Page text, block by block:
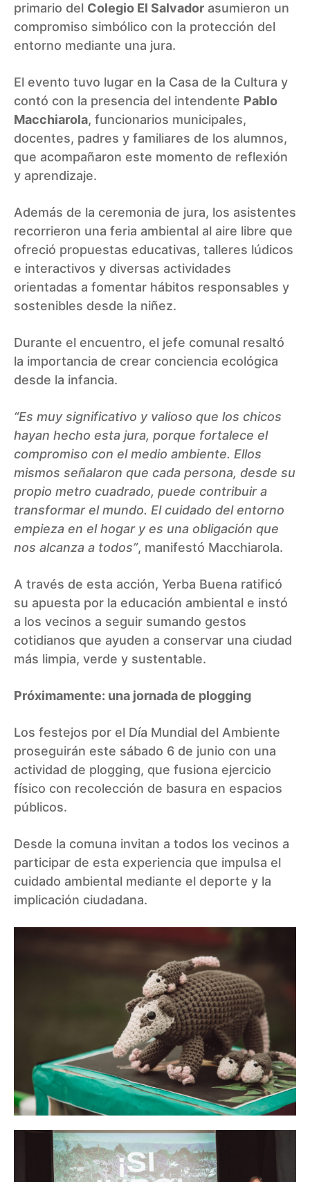
primario del Colegio El Salvador asumieron un
compromiso simbólico con la protección del
entorno mediante una jura.
El evento tuvo lugar en la Casa de la Cultura y
contó con la presencia del intendente Pablo
Macchiarola, funcionarios municipales,
docentes, padres y familiares de los alumnos,
que acompañaron este momento de reflexión
y aprendizaje.
Además de la ceremonia de jura, los asistentes
recorrieron una feria ambiental al aire libre que
ofreció propuestas educativas, talleres lúdicos
e interactivos y diversas actividades
orientadas a fomentar hábitos responsables y
sostenibles desde la niñez.
Durante el encuentro, el jefe comunal resaltó
la importancia de crear conciencia ecológica
desde la infancia.
“Es muy significativo y valioso que los chicos
hayan hecho esta jura, porque fortalece el
compromiso con el medio ambiente. Ellos
mismos señalaron que cada persona, desde su
propio metro cuadrado, puede contribuir a
transformar el mundo. El cuidado del entorno
empieza en el hogar y es una obligación que
nos alcanza a todos”, manifestó Macchiarola.
A través de esta acción, Yerba Buena ratificó
su apuesta por la educación ambiental e instó
a los vecinos a seguir sumando gestos
cotidianos que ayuden a conservar una ciudad
más limpia, verde y sustentable.
Próximamente: una jornada de plogging
Los festejos por el Día Mundial del Ambiente
proseguirán este sábado 6 de junio con una
actividad de plogging, que fusiona ejercicio
físico con recolección de basura en espacios
públicos.
Desde la comuna invitan a todos los vecinos a
participar de esta experiencia que impulsa el
cuidado ambiental mediante el deporte y la
implicación ciudadana.